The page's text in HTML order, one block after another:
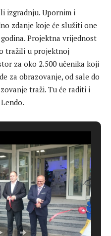
izgradnju. Upornim i
zdanje koje će služiti one
Projektna vrijednost
tražili u projektnoj
za oko 2.500 učenika koji
za obrazovanje, od sale do
traži. Tu će raditi i